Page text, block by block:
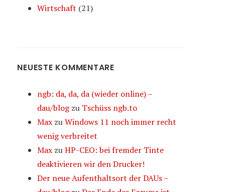
Wirtschaft (21)
NEUESTE KOMMENTARE
ngb: da, da, da (wieder online) –
dau/blogzu Tschüss ngb.to
Max zuWindows 11 noch immer recht
wenig verbreitet
Max zuHP-CEO: bei fremder Tinte
deaktivieren wir den Drucker!
Der neue Aufenthaltsort der DAUs –